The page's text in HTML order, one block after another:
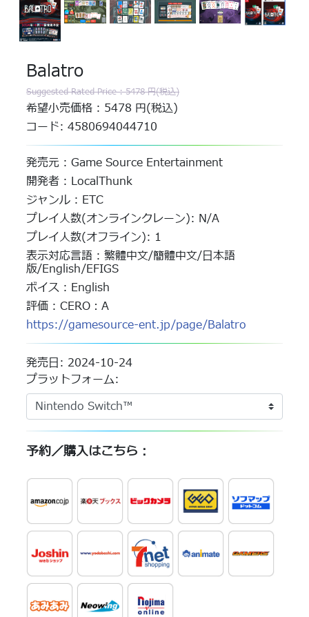
Balatro
Suggested Rated Price : 5478 円(税込)
希望小売価格 : 5478 円(税込)
コード: 4580694044710
発売元 : Game Source Entertainment
開発者 : LocalThunk
ジャンル : ETC
プレイ人数(オンラインクレーン): N/A
プレイ人数(オフライン): 1
表示対応言語 : 繁體中文/簡體中文/日本語
版/English/EFIGS
ボイス : English
評価 : CERO：A
https://gamesource-ent.jp/page/Balatro
発売日: 2024-10-24
プラットフォーム:
予約／購入はこちら：